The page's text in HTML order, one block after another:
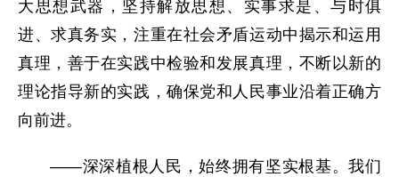
大思想武器，坚持解放思想、实事求是、与时俱
进、求真务实，注重在社会矛盾运动中揭示和运用
真理，善于在实践中检验和发展真理，不断以新的
理论指导新的实践，确保党和人民事业沿着正确方
向前进。
——深深植根人民，始终拥有坚实根基。我们